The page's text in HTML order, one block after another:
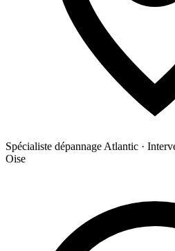
Spécialiste dépannage Atlantic ·
Oise